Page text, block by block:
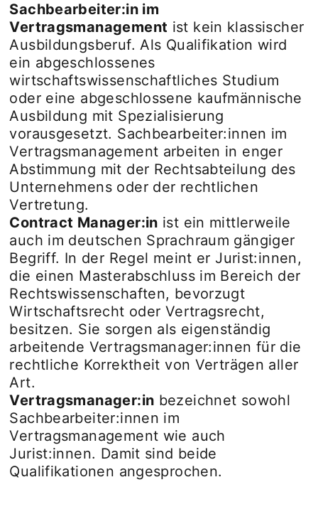
Sachbearbeiter:in im
Vertragsmanagement ist kein klassischer
Ausbildungsberuf. Als Qualifikation wird
ein abgeschlossenes
wirtschaftswissenschaftliches Studium
oder eine abgeschlossene kaufmännische
Ausbildung mit Spezialisierung
vorausgesetzt. Sachbearbeiter:innen im
Vertragsmanagement arbeiten in enger
Abstimmung mit der Rechtsabteilung des
Unternehmens oder der rechtlichen
Vertretung.
Contract Manager:in ist ein mittlerweile
auch im deutschen Sprachraum gängiger
Begriff. In der Regel meint er Jurist:innen,
die einen Masterabschluss im Bereich der
Rechtswissenschaften, bevorzugt
Wirtschaftsrecht oder Vertragsrecht,
besitzen. Sie sorgen als eigenständig
arbeitende Vertragsmanager:innen für die
rechtliche Korrektheit von Verträgen aller
Art.
Vertragsmanager:in bezeichnet sowohl
Sachbearbeiter:innen im
Vertragsmanagement wie auch
Jurist:innen. Damit sind beide
Qualifikationen angesprochen.